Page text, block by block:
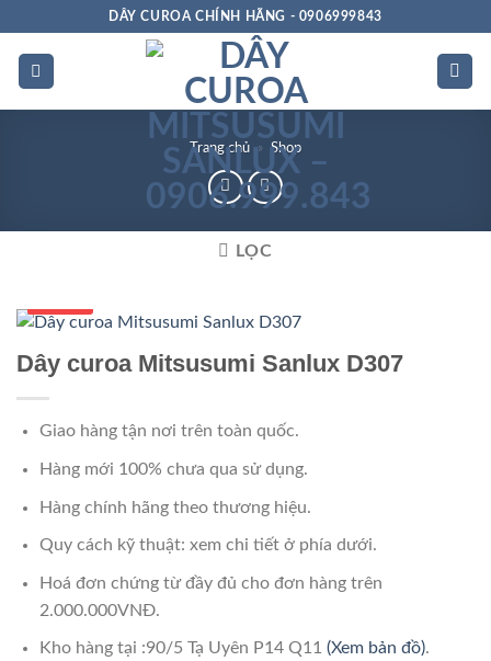
dung
DÂY CUROA CHÍNH HÃNG - 0906999843
Trang chủ » Shop
LỌC
Dây curoa Mitsusumi Sanlux D307
Giao hàng tận nơi trên toàn quốc.
Hàng mới 100% chưa qua sử dụng.
Hàng chính hãng theo thương hiệu.
Quy cách kỹ thuật: xem chi tiết ở phía dưới.
Hoá đơn chứng từ đầy đủ cho đơn hàng trên
2.000.000VNĐ.
Kho hàng tại :90/5 Tạ Uyên P14 Q11 (Xem bản đồ).